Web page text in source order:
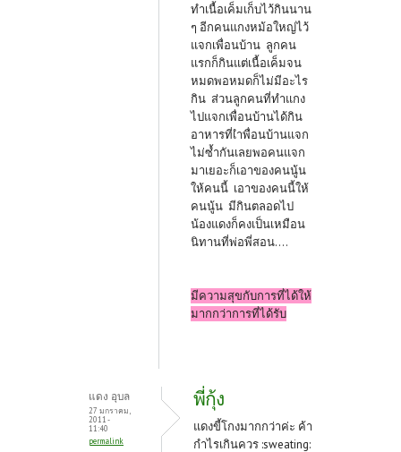
ทำเนื้อเค็มเก็บไว้กินนาน
ๆ อีกคนแกงหม้อใหญ่ไว้
แจกเพื่อนบ้าน ลูกคน
แรกก็กินแต่เนื้อเค็มจน
หมดพอหมดก็ไม่มีอะไร
กิน ส่วนลูกคนที่ทำแกง
ไปแจกเพื่อนบ้านได้กิน
อาหารที่เำพื่อนบ้านแจก
ไม่ซ้ำกันเลยพอคนแจก
มาเยอะก็เอาของคนนู้น
ให้คนนี้ เอาของคนนี้ให้
คนนู้น มีกินตลอดไป
น้องแดงก็คงเป็นเหมือน
นิทานที่พ่อพี่สอน....
มีความสุขกับการที่ได้ให้
มากกว่าการที่ได้รับ
แดง อุบล
27 มกราคม,
2011 -
11:40
permalink
พี่กุ้ง
แดงขี้โกงมากกว่าค่ะ ค้า
กำไรเกินควร :sweating: